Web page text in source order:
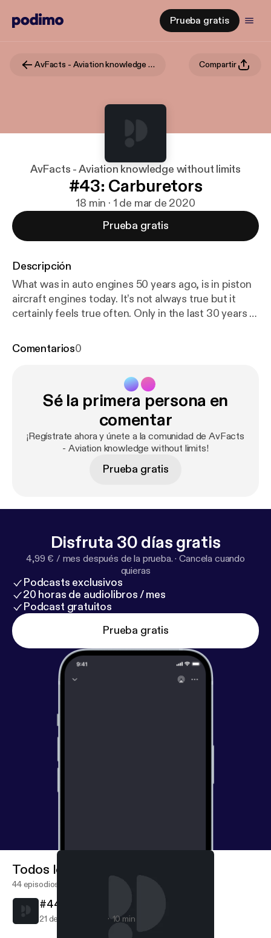
Prueba gratis
AvFacts - Aviation knowledge without limits Compartir
AvFacts - Aviation knowledge without limits
#43: Carburetors
18 min · 1 de mar de 2020
Prueba gratis
Descripción
What was in auto engines 50 years ago, is in piston
aircraft engines today. It’s not always true but it
certainly feels true often. Only in the last 30 years or
in aircraft engines. In this episode I will introduce
Comentarios0
Sé la primera persona en
comentar
¡Regístrate ahora y únete a la comunidad de AvFacts
- Aviation knowledge without limits!
Prueba gratis
Disfruta 30 días gratis
4,99 € / mes después de la prueba. ·Cancela cuando
quieras
Podcasts exclusivos
20 horas de audiolibros / mes
Podcast gratuitos
Prueba gratis
Todos los episodios
44 episodios
#44: Turbojets and turbofans
21 de abr de 2020 10 min